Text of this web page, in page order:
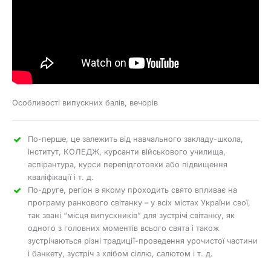
Особливості випускних балів, вечорів
По-перше, це залежить від навчального закладу-школа,
інститут, КОЛЕДЖ, курсанти військового училища,
аспірантура, курси перепідготовки або підвищення
кваліфікації і т. д.
По-друге, регіон в якому проходить свято впливає на
програму ранкового світанку – у всіх містах України свої,
так звані “місця випускників” для зустрічі світанку, як
одного з головних моментів всього свята і також
зустрічаються різні традиції-проведення урочистої частини
і банкету, зустріч з хлібом сіллю, салютом і т. д.